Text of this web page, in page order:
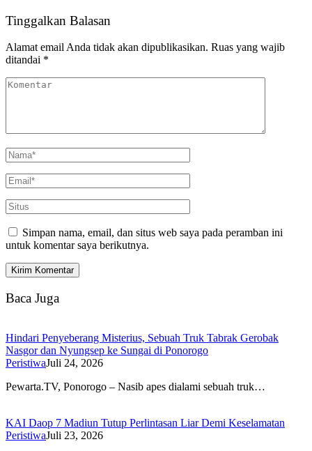
Tinggalkan Balasan
Alamat email Anda tidak akan dipublikasikan. Ruas yang wajib
ditandai *
Simpan nama, email, dan situs web saya pada peramban ini
untuk komentar saya berikutnya.
Baca Juga
Hindari Penyeberang Misterius, Sebuah Truk Tabrak Gerobak
Nasgor dan Nyungsep ke Sungai di Ponorogo
PeristiwaJuli 24, 2026
Pewarta.TV, Ponorogo – Nasib apes dialami sebuah truk…
KAI Daop 7 Madiun Tutup Perlintasan Liar Demi Keselamatan
PeristiwaJuli 23, 2026